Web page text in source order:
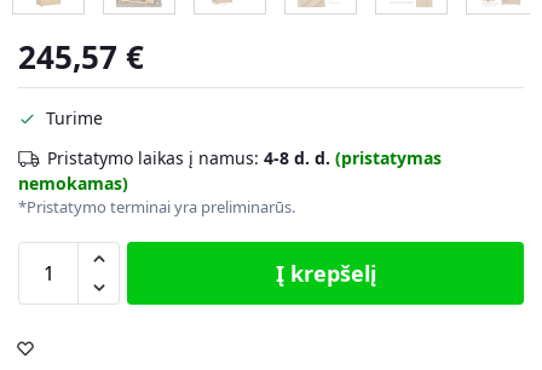
245,57 €
Turime
Pristatymo laikas į namus: 4-8 d. d. (pristatymas
nemokamas)
*Pristatymo terminai yra preliminarūs.
Į krepšelį